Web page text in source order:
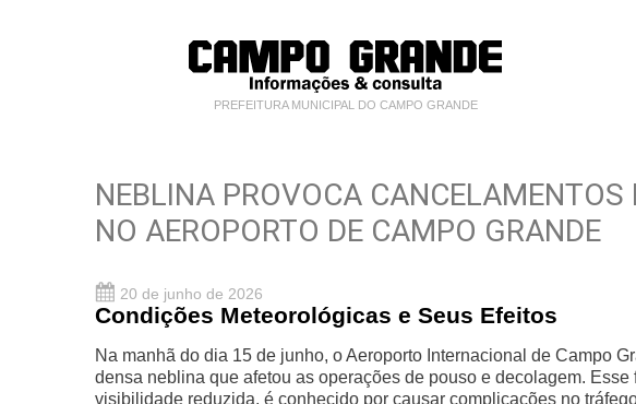
PREFEITURA MUNICIPAL DO CAMPO GRANDE
NEBLINA PROVOCA CANCELAMENTOS
NO AEROPORTO DE CAMPO GRANDE
20 de junho de 2026
Condições Meteorológicas e Seus Efeitos
Na manhã do dia 15 de junho, o Aeroporto Internacional de Campo
densa neblina que afetou as operações de pouso e decolagem.
visibilidade reduzida, é conhecido por causar complicações no